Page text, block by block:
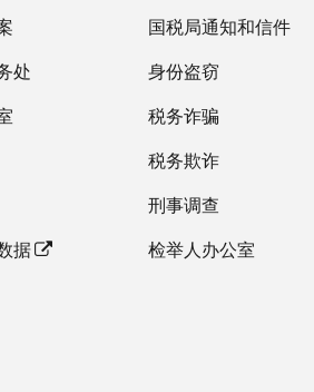
处
据
国税局通知和信件
身份盗窃
税务诈骗
税务欺诈
刑事调查
检举人办公室